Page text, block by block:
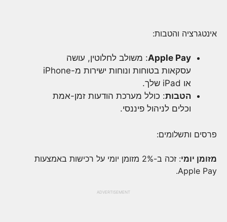
אינטגרציה והטבות:
Apple Pay: משולב לחלוטין, עושה
עסקאות בטוחות ונוחות ישירות מ-iPhone
או iPad שלך.
הטבות: כולל מערכת הודעות זמן-אמת
וכלים לניהול פיננסי.
פרסים ותשלומים:
מזומן יומי
: זכה ב-2% מזומן יומי על רכישות באמצעות
Apple Pay.
ADVERTISEMENT